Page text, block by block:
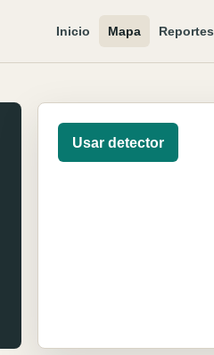
Inicio Mapa Reportes
Usar detector